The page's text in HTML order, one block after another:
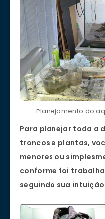
Planejamento do
Para planejar toda a
troncos e plantas,
menores ou
conforme foi
seguindo sua